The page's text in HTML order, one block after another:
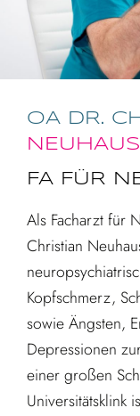
OA DR.
FA FÜR
Als Facharzt für
Christian
Kopfschmerz,
sowie Ängsten,
Depressionen
einer großen
Universitätsklink